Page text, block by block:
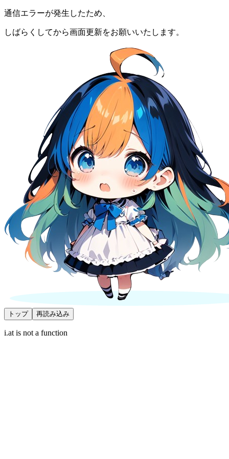
通信エラーが発生したため、
しばらくしてから画面更新をお願いいたします。
トップ 再読み込み
i.at is not a function